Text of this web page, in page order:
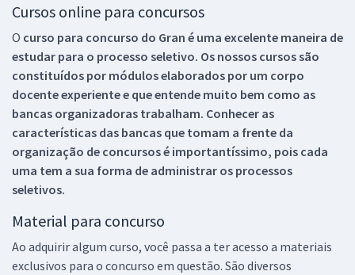
Cursos online para concursos
O curso para concurso do Gran é uma excelente maneira de
estudar para o processo seletivo. Os nossos cursos são
constituídos por módulos elaborados por um corpo
docente experiente e que entende muito bem como as
bancas organizadoras trabalham. Conhecer as
características das bancas que tomam a frente da
organização de concursos é importantíssimo, pois cada
uma tem a sua forma de administrar os processos
seletivos.
Material para concurso
Ao adquirir algum curso, você passa a ter acesso a materiais
exclusivos para o concurso em questão. São diversos